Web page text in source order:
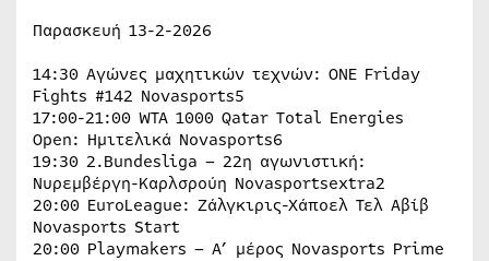
Παρασκευή 13-2-2026
14:30 Αγώνες μαχητικών τεχνών: ONE Friday
Fights #142 Novasports5
17:00-21:00 WTA 1000 Qatar Total Energies
Open: Ημιτελικά Novasports6
19:30 2.Bundesliga – 22η αγωνιστική:
Νυρεμβέργη-Καρλσρούη Novasportsextra2
20:00 EuroLeague: Ζάλγκιρις-Χάποελ Τελ Αβίβ
Novasports Start
20:00 Playmakers – A’ μέρος Novasports Prime